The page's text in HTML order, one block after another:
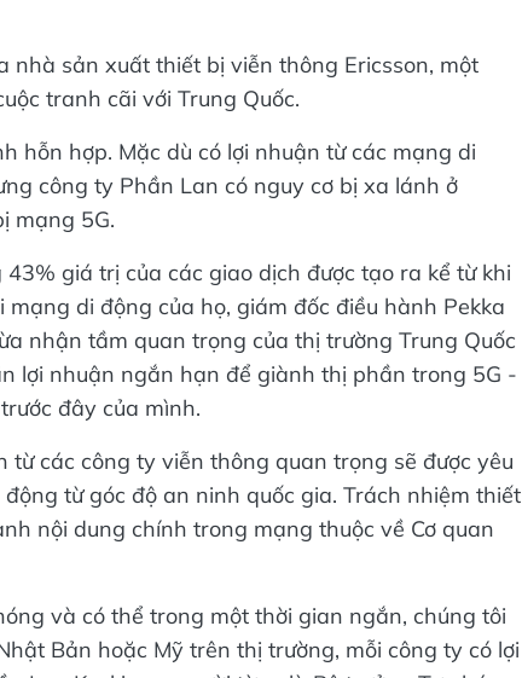
nhà sản xuất thiết bị viễn thông Ericsson, một
tranh cãi với Trung Quốc.
hỗn hợp. Mặc dù có lợi nhuận từ các mạng di
công ty Phần Lan có nguy cơ bị xa lánh ở
mạng 5G.
giá trị của các giao dịch được tạo ra kể từ khi
di động của họ, giám đốc điều hành Pekka
nhận tầm quan trọng của thị trường Trung Quốc
lợi nhuận ngắn hạn để giành thị phần trong 5G -
đây của mình.
các công ty viễn thông quan trọng sẽ được yêu
từ góc độ an ninh quốc gia. Trách nhiệm thiết
nội dung chính trong mạng thuộc về Cơ quan
và có thể trong một thời gian ngắn, chúng tôi
Bản hoặc Mỹ trên thị trường, mỗi công ty có lợi